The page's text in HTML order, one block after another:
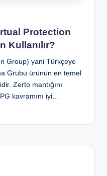
Protection
Kullanılır?
Group) yani Türkçeye
Grubu ürünün en temel
Zerto mantığını
kavramını iyi…